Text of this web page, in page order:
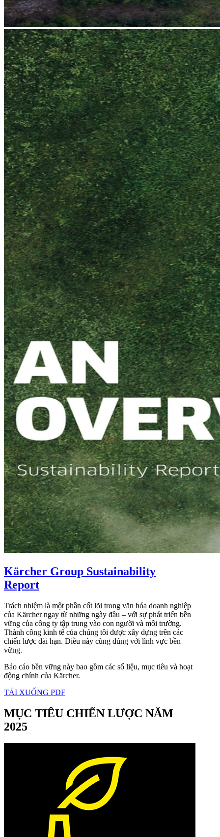
Kärcher Group Sustainability
Report
Trách nhiệm là một phần cốt lõi trong văn hóa doanh nghiệp
của Kärcher ngay từ những ngày đầu – với sự phát triển bền
vững của công ty tập trung vào con người và môi trường.
Thành công kinh tế của chúng tôi được xây dựng trên các
chiến lược dài hạn. Điều này cũng đúng với lĩnh vực bền
vững.
Báo cáo bền vững này bao gồm các số liệu, mục tiêu và hoạt
động chính của Kärcher.
TẢI XUỐNG PDF
MỤC TIÊU CHIẾN LƯỢC NĂM
2025